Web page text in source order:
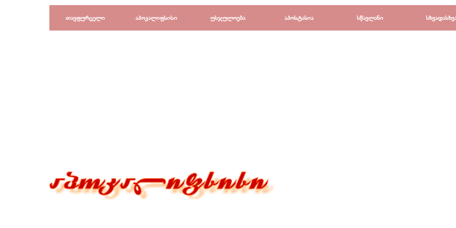
Перейти к контенту
თავფურცელი აპოკალიფსისი ▼
უსჯულოება ▼
აპოსტასია ▼
სწავლანი ▼